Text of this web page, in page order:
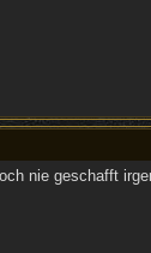
nie geschafft